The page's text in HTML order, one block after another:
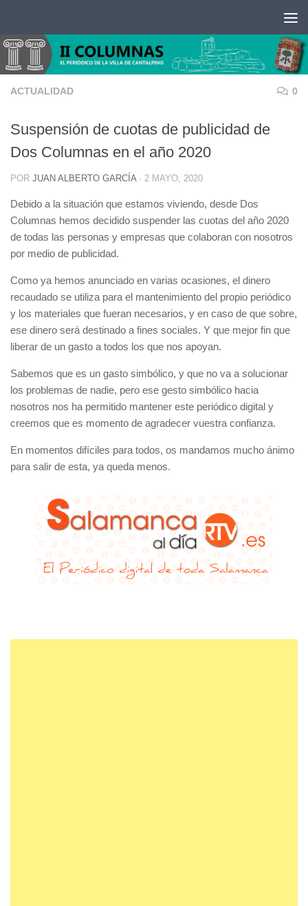
ACTUALIDAD 0
Suspensión de cuotas de publicidad de
Dos Columnas en el año 2020
POR JUAN ALBERTO GARCÍA · 2 MAYO, 2020
Debido a la situación que estamos viviendo, desde Dos
Columnas hemos decidido suspender las cuotas del año 2020
de todas las personas y empresas que colaboran con nosotros
por medio de publicidad.
Como ya hemos anunciado en varias ocasiones, el dinero
recaudado se utiliza para el mantenimiento del propio periódico
y los materiales que fueran necesarios, y en caso de que sobre,
ese dinero será destinado a fines sociales. Y que mejor fin que
liberar de un gasto a todos los que nos apoyan.
Sabemos que es un gasto simbólico, y que no va a solucionar
los problemas de nadie, pero ese gesto simbólico hacia
nosotros nos ha permitido mantener este periódico digital y
creemos que es momento de agradecer vuestra confianza.
En momentos difíciles para todos, os mandamos mucho ánimo
para salir de esta, ya queda menos.